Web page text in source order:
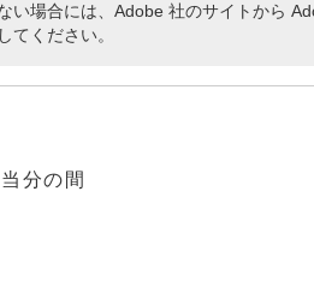
い場合には、Adobe 社のサイトから
てください。
分の間